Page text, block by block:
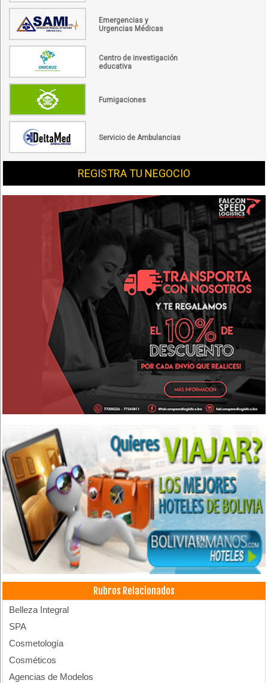
Emergencias y
Urgencias Médicas
Centro de investigación
educativa
Fumigaciones
Servicio de Ambulancias
REGISTRA TU NEGOCIO
Rubros Relacionados
Belleza Integral
SPA
Cosmetología
Cosméticos
Agencias de Modelos